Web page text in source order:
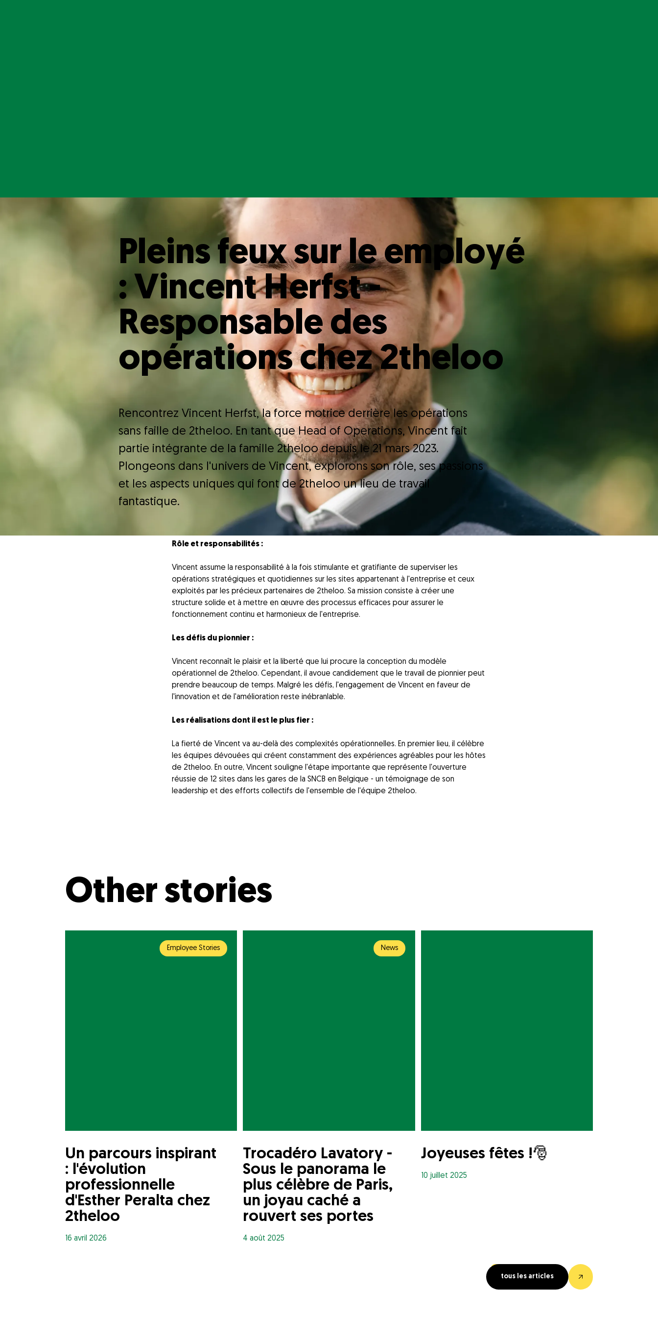
Pleins feux sur le employé
: Vincent Herfst -
Responsable des
opérations chez 2theloo
Rencontrez Vincent Herfst, la force motrice derrière les opérations
sans faille de 2theloo. En tant que Head of Operations, Vincent fait
partie intégrante de la famille 2theloo depuis le 21 mars 2023.
Plongeons dans l'univers de Vincent, explorons son rôle, ses passions
et les aspects uniques qui font de 2theloo un lieu de travail
fantastique.
Rôle et responsabilités :
Vincent assume la responsabilité à la fois stimulante et gratifiante de superviser les
opérations stratégiques et quotidiennes sur les sites appartenant à l'entreprise et ceux
exploités par les précieux partenaires de 2theloo. Sa mission consiste à créer une
structure solide et à mettre en œuvre des processus efficaces pour assurer le
fonctionnement continu et harmonieux de l'entreprise.
Les défis du pionnier :
Vincent reconnaît le plaisir et la liberté que lui procure la conception du modèle
opérationnel de 2theloo. Cependant, il avoue candidement que le travail de pionnier peut
prendre beaucoup de temps. Malgré les défis, l'engagement de Vincent en faveur de
l'innovation et de l'amélioration reste inébranlable.
Les réalisations dont il est le plus fier :
La fierté de Vincent va au-delà des complexités opérationnelles. En premier lieu, il célèbre
les équipes dévouées qui créent constamment des expériences agréables pour les hôtes
de 2theloo. En outre, Vincent souligne l'étape importante que représente l'ouverture
réussie de 12 sites dans les gares de la SNCB en Belgique - un témoignage de son
leadership et des efforts collectifs de l'ensemble de l'équipe 2theloo.
Other stories
Employee Stories
Un parcours inspirant
: l'évolution
professionnelle
d'Esther Peralta chez
2theloo
16 avril 2026
News
Trocadéro Lavatory -
Sous le panorama le
plus célèbre de Paris,
un joyau caché a
rouvert ses portes
4 août 2025
Joyeuses fêtes !🎅
10 juillet 2025
tous les articles